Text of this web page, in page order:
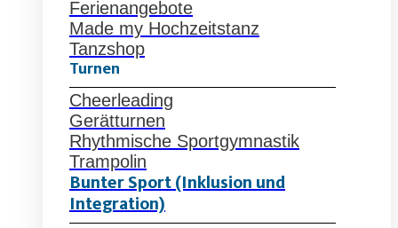
Ferienangebote
Made my Hochzeitstanz
Tanzshop
Turnen
Cheerleading
Gerätturnen
Rhythmische Sportgymnastik
Trampolin
Bunter Sport (Inklusion und
Integration)